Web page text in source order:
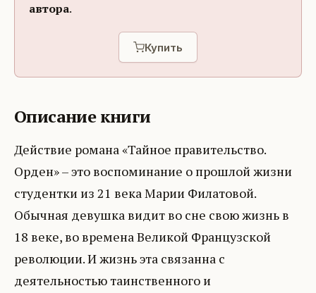
автора.
Купить
Описание книги
Действие романа «Тайное правительство.
Орден» – это воспоминание о прошлой жизни
студентки из 21 века Марии Филатовой.
Обычная девушка видит во сне свою жизнь в
18 веке, во времена Великой Французской
революции. И жизнь эта связанна с
деятельностью таинственного и